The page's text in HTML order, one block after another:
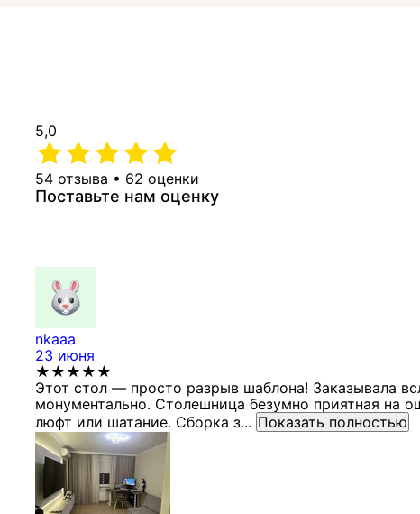
5,0
54 отзыва • 62 оценки
Поставьте нам оценку
nkaaa
23 июня
★★★★★
Этот стол — просто разрыв шаблона! Заказывала
монументально. Столешница безумно приятная на
люфт или шатание. Сборка з... Показать полностью